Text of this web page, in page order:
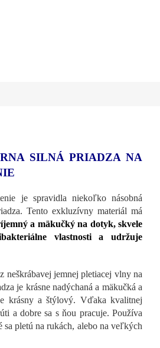
SILNÁ PRIADZA NA
je spravidla niekoľko násobná
Tento exkluzívny materiál má
a mäkučký na dotyk, skvele
vlastnosti a udržuje
neškrábavej jemnej pletiacej vlny na
je krásne nadýchaná a mäkučká a
krásny a štýlový. Vďaka kvalitnej
a dobre sa s ňou pracuje. Používa
sa pletú na rukách, alebo na veľkých